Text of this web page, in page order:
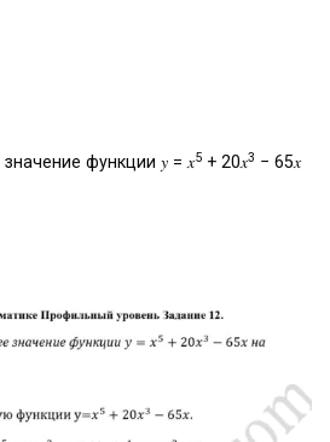
функции 𝑦 = 𝑥5 + 20𝑥3 − 65𝑥